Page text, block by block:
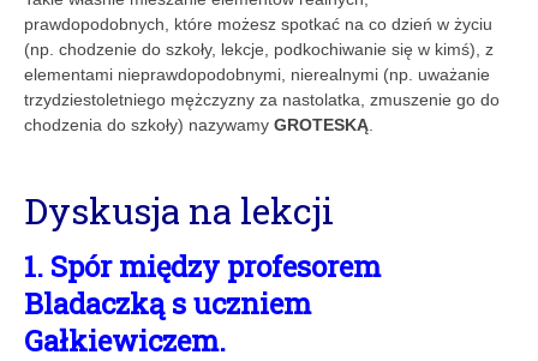
prawdopodobnych, które możesz spotkać na co dzień w życiu
(np. chodzenie do szkoły, lekcje, podkochiwanie się w kimś), z
elementami nieprawdopodobnymi, nierealnymi (np. uważanie
trzydziestoletniego mężczyzny za nastolatka, zmuszenie go do
chodzenia do szkoły) nazywamy GROTESKĄ
Dyskusja na lekcji
1. Spór między profesorem
Bladaczką s uczniem
Gałkiewiczem.